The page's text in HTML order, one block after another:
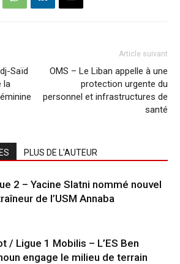
Saïd
la
Article suivant
OMS – Le Liban appelle à une
protection urgente du
personnel et infrastructures de
santé
PLUS DE L'AUTEUR
2 – Yacine Slatni nommé nouvel
de l’USM Annaba
/ Ligue 1 Mobilis – L’ES Ben
engage le milieu de terrain